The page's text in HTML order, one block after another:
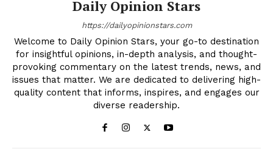
Daily Opinion Stars
https://dailyopinionstars.com
Welcome to Daily Opinion Stars, your go-to destination
for insightful opinions, in-depth analysis, and thought-
provoking commentary on the latest trends, news, and
issues that matter. We are dedicated to delivering high-
quality content that informs, inspires, and engages our
diverse readership.